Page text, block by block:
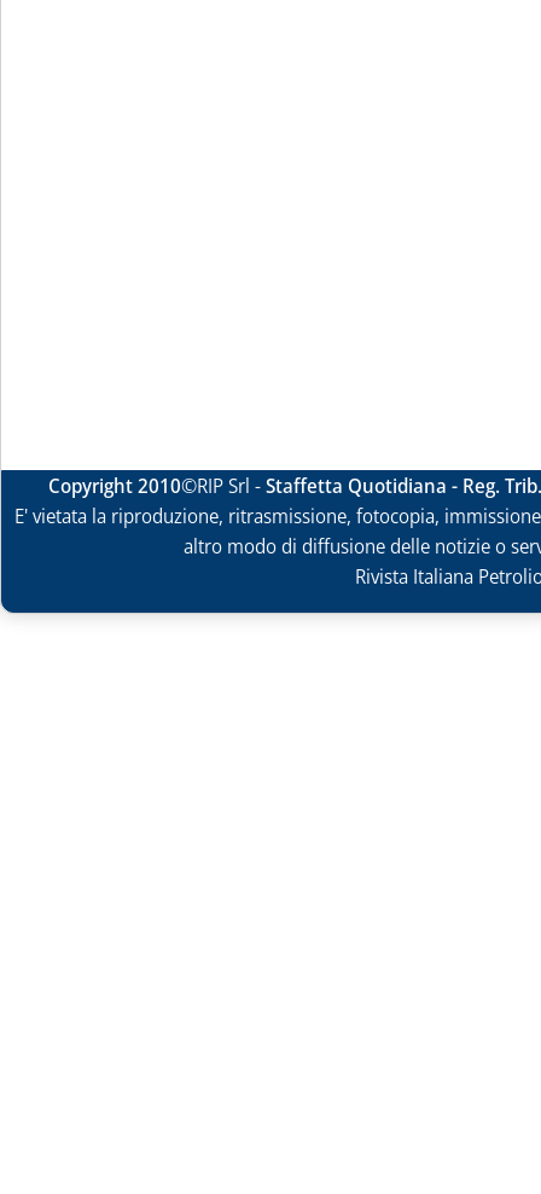
Copyright 2010©RIP Srl -Staffetta Quotidiana - Reg.
E' vietata la riproduzione, ritrasmissione, fotocopia,
altro modo di diffusione delle notizie o
Rivista Italiana